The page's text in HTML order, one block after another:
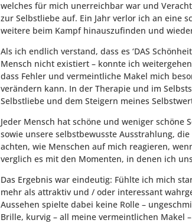
welches für mich unerreichbar war und
zur Selbstliebe auf. Ein Jahr verlor ich an eine
weitere beim Kampf hinauszufinden und
Als ich endlich verstand, dass es ‘DAS
Mensch nicht existiert – konnte ich
dass Fehler und vermeintliche Makel mich
verändern kann. In der Therapie und im
Selbstliebe und dem Steigern meines
Jeder Mensch hat schöne und weniger schöne
sowie unsere selbstbewusste Ausstrahlung,
achten, wie Menschen auf mich reagieren,
verglich es mit den Momenten, in denen ich
Das Ergebnis war eindeutig: Fühlte ich mich
mehr als attraktiv und / oder interessant
Aussehen spielte dabei keine Rolle –
Brille, kurvig – all meine vermeintlichen Makel